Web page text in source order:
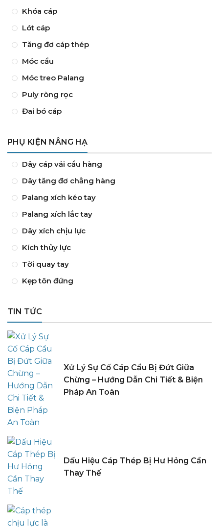
Khóa cáp
Lót cáp
Tăng đơ cáp thép
Móc cẩu
Móc treo Palang
Puly ròng rọc
Đai bó cáp
PHỤ KIỆN NÂNG HẠ
Dây cáp vải cẩu hàng
Dây tăng đơ chằng hàng
Palang xích kéo tay
Palang xích lắc tay
Dây xích chịu lực
Kích thủy lực
Tời quay tay
Kẹp tôn đứng
TIN TỨC
Xử Lý Sự Cố Cáp Cẩu Bị Đứt Giữa
Chừng – Hướng Dẫn Chi Tiết & Biện
Pháp An Toàn
Dấu Hiệu Cáp Thép Bị Hư Hỏng Cần
Thay Thế